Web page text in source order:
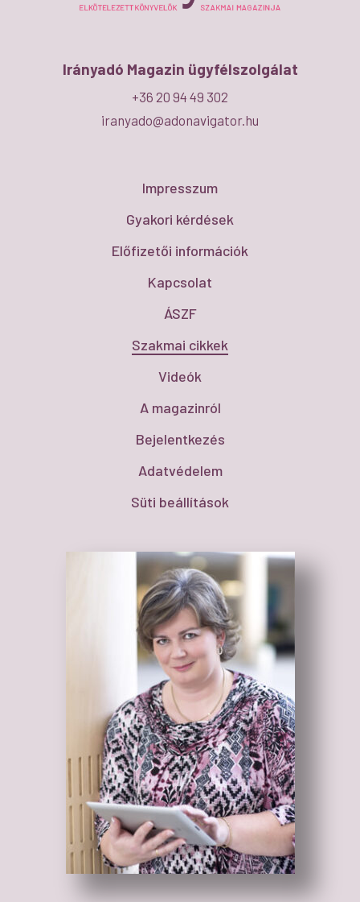
Irányadó Magazin ügyfélszolgálat
+36 20 94 49 302
iranyado@adonavigator.hu
Impresszum
Gyakori kérdések
Előfizetői információk
Kapcsolat
ÁSZF
Szakmai cikkek
Videók
A magazinról
Bejelentkezés
Adatvédelem
Süti beállítások